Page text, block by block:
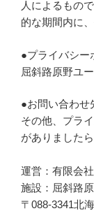
人によるもの
的な期間内に
●プライバシー
屈斜路原野ユ
●お問い合わせ
その他、プラ
がありました
運営：有限会
施設：屈斜路
〒088-3341北